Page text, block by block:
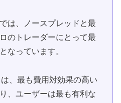
は、ノースプレッドと最
のトレーダーにとって最
なっています。
、最も費用対効果の高い
、ユーザーは最も有利な